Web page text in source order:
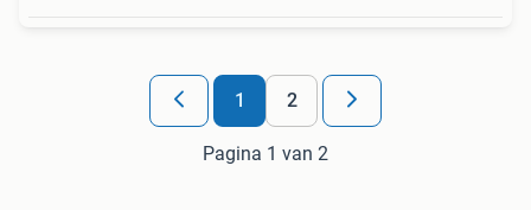
1 2
Pagina 1 van 2